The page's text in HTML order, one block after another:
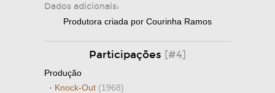
Dados adicionais:
Produtora criada por Courinha Ramos
Participações [#4]
Produção
· Knock-Out (1968)